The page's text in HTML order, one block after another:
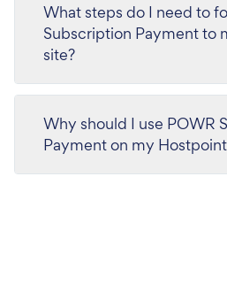
What steps do I need to
Subscription Payment to
site?
Why should I use POWR
Payment on my